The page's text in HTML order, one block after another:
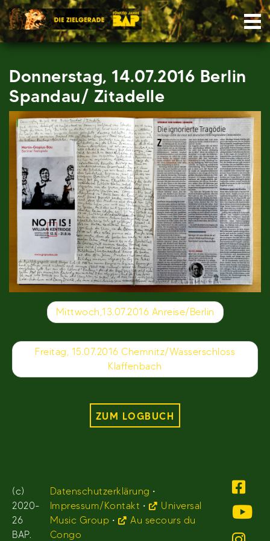
Skip
to
content
Donnerstag, 14.07.2016 Berlin
Spandau/ Zitadelle
Beitragsnavigation
Mittwoch,13.07.2016 Anreise/Berlin
Freitag, 15.07.2016 Chemnitz/Wasserschloss
Klaffenbach
ZUM LOGBUCH
(c)
2020-
26
BAP.
Datenschutzerklärung •
Impressum/Kontakt •
Universal
Music Group •
Au secours du
Congo